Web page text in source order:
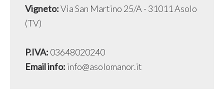
Vigneto:Via San Martino 25/A - 31011 Asolo
(TV)
P.IVA: 03648020240
Email info: info@asolomanor.it